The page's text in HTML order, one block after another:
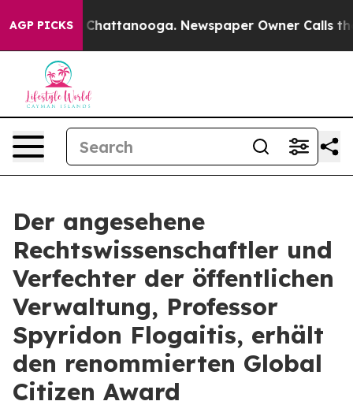
AGP PICKS
in Chattanooga. Newspaper Owner Calls the
Der angesehene
Rechtswissenschaftler und
Verfechter der öffentlichen
Verwaltung, Professor
Spyridon Flogaitis, erhält
den renommierten Global
Citizen Award